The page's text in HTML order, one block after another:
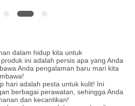
dalam hidup kita untuk
ini adalah persis apa yang Anda
Anda pengalaman baru mari kita
hari adalah pesta untuk kulit! Ini
berbagai perawatan, sehingga Anda
dan kecantikan!